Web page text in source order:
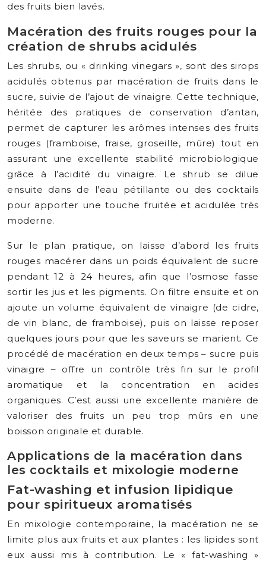
des fruits bien lavés.
Macération des fruits rouges pour la
création de shrubs acidulés
Les shrubs, ou « drinking vinegars », sont des sirops
acidulés obtenus par macération de fruits dans le
sucre, suivie de l’ajout de vinaigre. Cette technique,
héritée des pratiques de conservation d’antan,
permet de capturer les arômes intenses des fruits
rouges (framboise, fraise, groseille, mûre) tout en
assurant une excellente stabilité microbiologique
grâce à l’acidité du vinaigre. Le shrub se dilue
ensuite dans de l’eau pétillante ou des cocktails
pour apporter une touche fruitée et acidulée très
moderne.
Sur le plan pratique, on laisse d’abord les fruits
rouges macérer dans un poids équivalent de sucre
pendant 12 à 24 heures, afin que l’osmose fasse
sortir les jus et les pigments. On filtre ensuite et on
ajoute un volume équivalent de vinaigre (de cidre,
de vin blanc, de framboise), puis on laisse reposer
quelques jours pour que les saveurs se marient. Ce
procédé de macération en deux temps – sucre puis
vinaigre – offre un contrôle très fin sur le profil
aromatique et la concentration en acides
organiques. C’est aussi une excellente manière de
valoriser des fruits un peu trop mûrs en une
boisson originale et durable.
Applications de la macération dans
les cocktails et mixologie moderne
Fat-washing et infusion lipidique
pour spiritueux aromatisés
En mixologie contemporaine, la macération ne se
limite plus aux fruits et aux plantes : les lipides sont
eux aussi mis à contribution. Le « fat-washing »